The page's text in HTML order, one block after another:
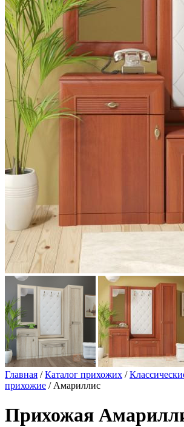
Главная /Каталог прихожих /
прихожие / Амариллис
Прихожая